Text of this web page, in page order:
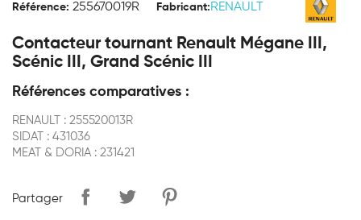
Référence: 255670019R Fabricant: RENAULT
Contacteur tournant Renault Mégane III,
Scénic III, Grand Scénic III
Références comparatives :
RENAULT : 255520013R
SIDAT : 431036
MEAT & DORIA : 231421
Partager